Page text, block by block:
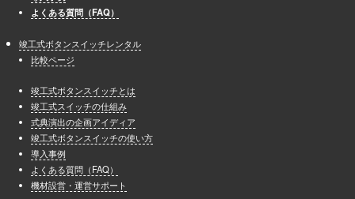
よくある質問（FAQ）
竣工式ボタンスイッチレンタル
比較ページ
竣工式ボタンスイッチとは
竣工式スイッチの仕組み
式典演出の企画アイディア
竣工式ボタンスイッチの使い方
導入事例
よくある質問（FAQ）
機材設営・運営サポート